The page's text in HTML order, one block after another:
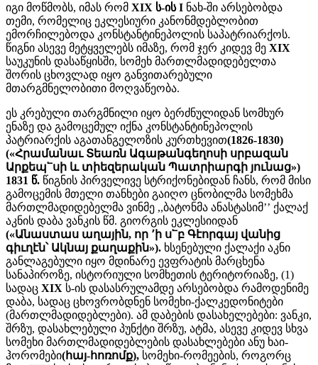
იგი მოწმობს, იმას რომ XIX ს-ის I ნახ-ში არსებობდა
თემი, რომელიც ეკლესიური კანონმდებლობით
ემორჩილებოდა კონსტანტინეპოლის საპატრიარქოს.
წიგნი ასევე მეტყველებს იმაზე, რომ ჯერ კიდევ მე XIX
საუკუნის დასაწყისში, სომეხ მართლმადიდებელთა
შორის ცხოვლად იყო განვითარებული
მთარგმნელობითი მოღვაწეობა.
ეს კრებული თარგმნილი იყო ბერძნულიდან სომხურ
ენაზე და გამოცემულ იქნა კონსტანტინეპოლის
პატრიარქის აგათანგელოზის კურთხევით(1826-1830)
(«Հրամանաւ Տեառն Ագաթանգեղոսի սրբազան
Արքեպ՟սի և տիեզերական Պատրիարգի յունաց»)
1831 წ. წიგნის პირველივე სტრიქონებიდან ჩანს, რომ მისი
გამოცემის მთელი თანხები გაიღო ცნობილმა სომეხმა
მართლმადიდებელმა ვინმე ,,ბატონმა ანასტასიმ’’ ქალაქ
აკნის დაბა ვანკის წმ. გიორგის ეკლესიიდან
(«Անաստաս աղային, որ ՚ի ս՟բ Գէորգայ վանից
գիւղէն՝ Ակնայ քաղաքին»). ხსენებული ქალაქი აკნი
განლაგებული იყო მდინარე ევფრატის მარცხენა
სანაპიროზე, ისტორიული სომხეთის ტერიტორიაზე, (1)
სადაც XIX ს-ის დასასრულამდე არსებობდა რამოდენიმე
დაბა, სადაც ცხოვრობდნენ სომეხი-ქალკედონიტები
(მართლმადიდებლები). ამ დაბების დასახელებები: ვანკი,
შრზუ, დასახლებული პუნქტი შრზუ, ატმა, ასევე კიდევ სხვა
სომეხი მართლმადიდებლების დასახლებები ანუ ხაი-
ჰორომები(հայ-հոռոմք), სომეხი-რომეების, როგორც